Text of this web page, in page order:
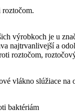
výrobkoch je u
najtrvanlivejší a
roztočom,
vlákno slúžiace na
baktériám